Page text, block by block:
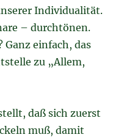
Individualität.
– durchtönen.
Ganz einfach, das
zu „Allem,
daß sich zuerst
muß, damit